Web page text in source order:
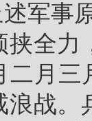
军事
挟全力
月三
浪战